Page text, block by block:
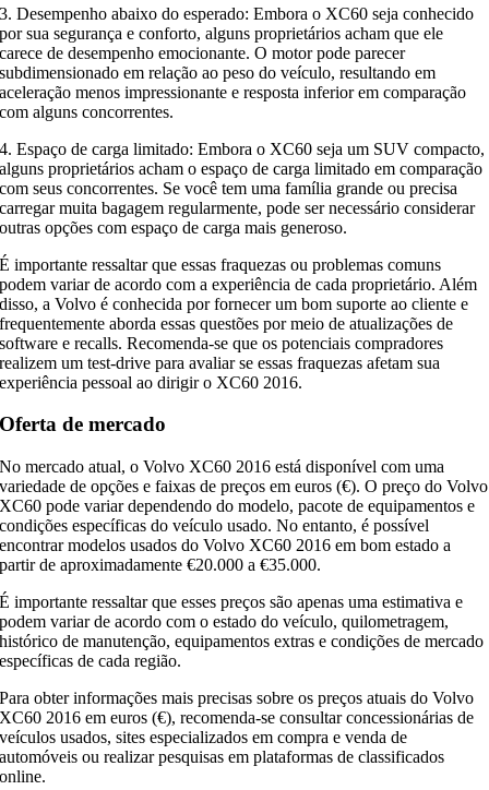
3. Desempenho abaixo do esperado: Embora o XC60 seja conhecido
por sua segurança e conforto, alguns proprietários acham que ele
carece de desempenho emocionante. O motor pode parecer
subdimensionado em relação ao peso do veículo, resultando em
aceleração menos impressionante e resposta inferior em comparação
com alguns concorrentes.
4. Espaço de carga limitado: Embora o XC60 seja um SUV compacto,
alguns proprietários acham o espaço de carga limitado em comparação
com seus concorrentes. Se você tem uma família grande ou precisa
carregar muita bagagem regularmente, pode ser necessário considerar
outras opções com espaço de carga mais generoso.
É importante ressaltar que essas fraquezas ou problemas comuns
podem variar de acordo com a experiência de cada proprietário. Além
disso, a Volvo é conhecida por fornecer um bom suporte ao cliente e
frequentemente aborda essas questões por meio de atualizações de
software e recalls. Recomenda-se que os potenciais compradores
realizem um test-drive para avaliar se essas fraquezas afetam sua
experiência pessoal ao dirigir o XC60 2016.
Oferta de mercado
No mercado atual, o Volvo XC60 2016 está disponível com uma
variedade de opções e faixas de preços em euros (€). O preço do Volvo
XC60 pode variar dependendo do modelo, pacote de equipamentos e
condições específicas do veículo usado. No entanto, é possível
encontrar modelos usados ​​do Volvo XC60 2016 em bom estado a
partir de aproximadamente €20.000 a €35.000.
É importante ressaltar que esses preços são apenas uma estimativa e
podem variar de acordo com o estado do veículo, quilometragem,
histórico de manutenção, equipamentos extras e condições de mercado
específicas de cada região.
Para obter informações mais precisas sobre os preços atuais do Volvo
XC60 2016 em euros (€), recomenda-se consultar concessionárias de
veículos usados, sites especializados em compra e venda de
automóveis ou realizar pesquisas em plataformas de classificados
online.